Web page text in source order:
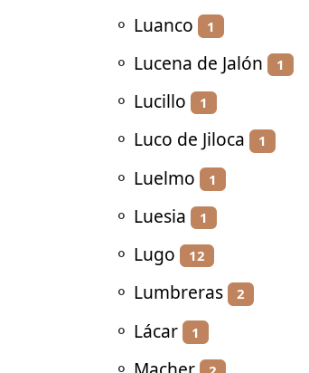
⚬ Luanco 1
⚬ Lucena de Jalón 1
⚬ Lucillo 1
⚬ Luco de Jiloca 1
⚬ Luelmo 1
⚬ Luesia 1
⚬ Lugo 12
⚬ Lumbreras 2
⚬ Lácar 1